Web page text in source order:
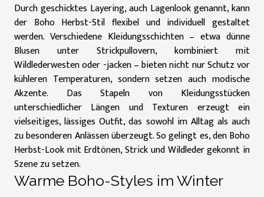
Durch geschicktes Layering, auch Lagenlook genannt, kann
der Boho Herbst-Stil flexibel und individuell gestaltet
werden. Verschiedene Kleidungsschichten – etwa dünne
Blusen unter Strickpullovern, kombiniert mit
Wildlederwesten oder -jacken – bieten nicht nur Schutz vor
kühleren Temperaturen, sondern setzen auch modische
Akzente. Das Stapeln von Kleidungsstücken
unterschiedlicher Längen und Texturen erzeugt ein
vielseitiges, lässiges Outfit, das sowohl im Alltag als auch
zu besonderen Anlässen überzeugt. So gelingt es, den Boho
Herbst-Look mit Erdtönen, Strick und Wildleder gekonnt in
Szene zu setzen.
Warme Boho-Styles im Winter